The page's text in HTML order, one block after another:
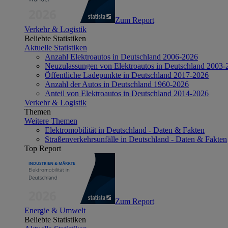
Zum Report
Verkehr & Logistik
Beliebte Statistiken
Aktuelle Statistiken
Anzahl Elektroautos in Deutschland 2006-2026
Neuzulassungen von Elektroautos in Deutschland 2003-
Öffentliche Ladepunkte in Deutschland 2017-2026
Anzahl der Autos in Deutschland 1960-2026
Anteil von Elektroautos in Deutschland 2014-2026
Verkehr & Logistik
Themen
Weitere Themen
Elektromobilität in Deutschland - Daten & Fakten
Straßenverkehrsunfälle in Deutschland - Daten & Fakten
Top Report
Zum Report
Energie & Umwelt
Beliebte Statistiken